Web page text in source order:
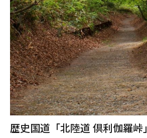
歴史国道「北陸道 倶利伽羅峠」